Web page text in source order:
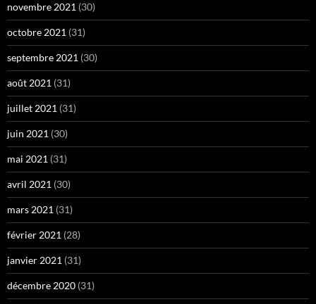
novembre 2021 (30)
octobre 2021 (31)
septembre 2021 (30)
août 2021 (31)
juillet 2021 (31)
juin 2021 (30)
mai 2021 (31)
avril 2021 (30)
mars 2021 (31)
février 2021 (28)
janvier 2021 (31)
décembre 2020 (31)